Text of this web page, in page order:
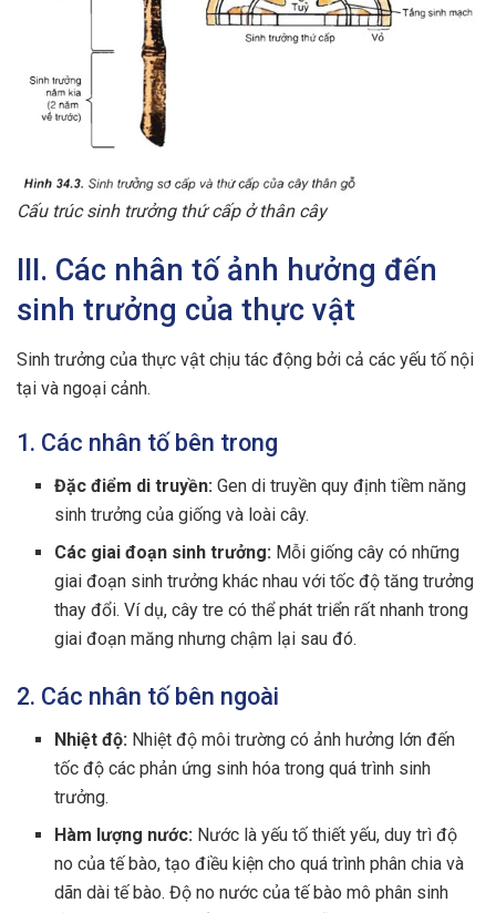
Cấu trúc sinh trưởng thứ cấp ở thân cây
III. Các nhân tố ảnh hưởng đến
sinh trưởng của thực vật
Sinh trưởng của thực vật chịu tác động bởi cả các yếu tố nội
tại và ngoại cảnh.
1. Các nhân tố bên trong
Đặc điểm di truyền: Gen di truyền quy định tiềm năng
sinh trưởng của giống và loài cây.
Các giai đoạn sinh trưởng: Mỗi giống cây có những
giai đoạn sinh trưởng khác nhau với tốc độ tăng trưởng
thay đổi. Ví dụ, cây tre có thể phát triển rất nhanh trong
giai đoạn măng nhưng chậm lại sau đó.
2. Các nhân tố bên ngoài
Nhiệt độ: Nhiệt độ môi trường có ảnh hưởng lớn đến
tốc độ các phản ứng sinh hóa trong quá trình sinh
trưởng.
Hàm lượng nước: Nước là yếu tố thiết yếu, duy trì độ
no của tế bào, tạo điều kiện cho quá trình phân chia và
dãn dài tế bào. Độ no nước của tế bào mô phân sinh